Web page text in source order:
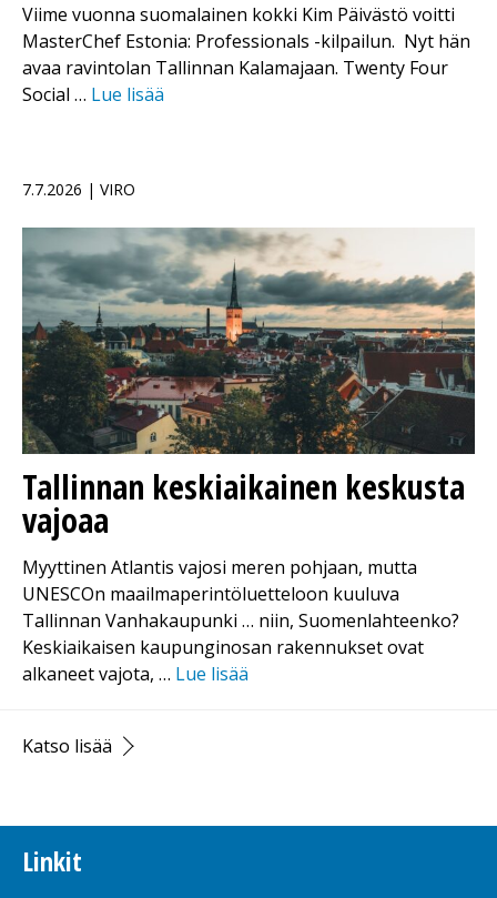
Viime vuonna suomalainen kokki Kim Päivästö voitti
MasterChef Estonia: Professionals -kilpailun. Nyt hän
avaa ravintolan Tallinnan Kalamajaan. Twenty Four
Social … Lue lisää
7.7.2026 | VIRO
Tallinnan keskiaikainen keskusta
vajoaa
Myyttinen Atlantis vajosi meren pohjaan, mutta
UNESCOn maailmaperintöluetteloon kuuluva
Tallinnan Vanhakaupunki … niin, Suomenlahteenko?
Keskiaikaisen kaupunginosan rakennukset ovat
alkaneet vajota, … Lue lisää
Katso lisää
Linkit